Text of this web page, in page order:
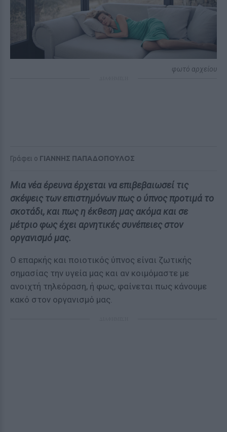
φωτό αρχείου
Γράφει ο ΓΙΑΝΝΗΣ ΠΑΠΑΔΟΠΟΥΛΟΣ
Μια νέα έρευνα έρχεται να επιβεβαιωσεί τις
σκέψεις των επιστημόνων πως ο ύπνος προτιμά το
σκοτάδι, και πως η έκθεση μας ακόμα και σε
μέτριο φως έχει αρνητικές συνέπειες στον
οργανισμό μας.
Ο επαρκής και ποιοτικός ύπνος είναι ζωτικής
σημασίας την υγεία μας και αν κοιμόμαστε με
ανοιχτή τηλεόραση, ή φως, φαίνεται πως κάνουμε
κακό στον οργανισμό μας.